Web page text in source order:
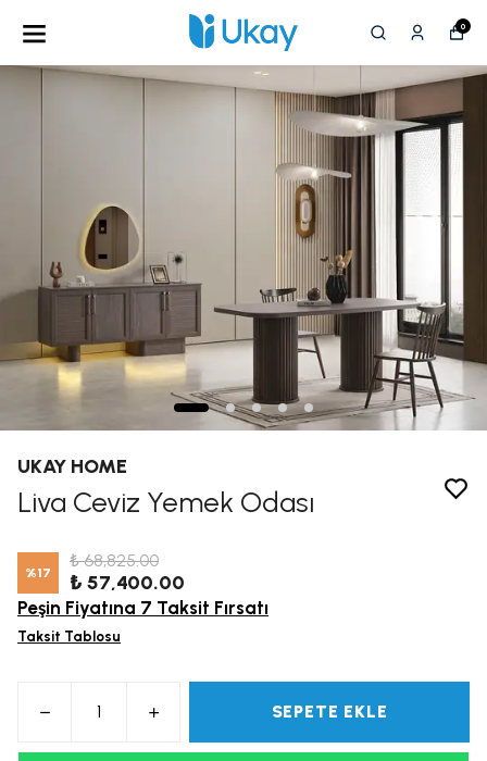
0
UKAY HOME
Liva Ceviz Yemek Odası
%17
₺ 68,825.00
₺ 57,400.00
Peşin Fiyatına 7 Taksit Fırsatı
Taksit Tablosu
SEPETE EKLE